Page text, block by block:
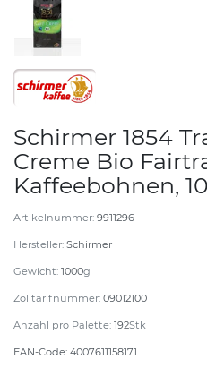
Schirmer 1854
Creme Bio
Kaffeebohnen,
Artikelnummer: 9911296
Hersteller: Schirmer
Gewicht: 1000g
Zolltarifnummer: 09012100
Anzahl pro Palette: 192Stk
EAN-Code: 4007611158171